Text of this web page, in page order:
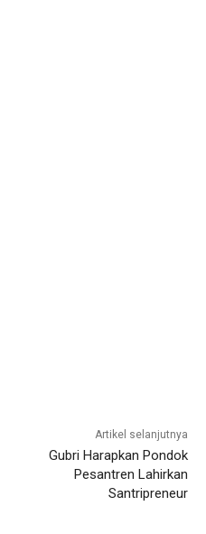
Artikel selanjutnya
Gubri Harapkan Pondok
Pesantren Lahirkan
Santripreneur